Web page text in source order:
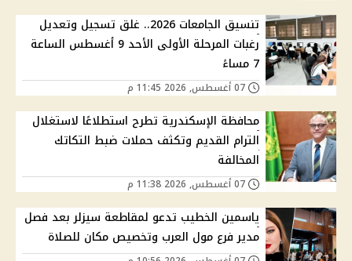
تنسيق الجامعات 2026.. غلق تسجيل وتعديل
رغبات المرحلة الأولى الأحد 9 أغسطس الساعة
7 مساءً
محافظة الإسكندرية تطرح استطلاعًا لاستغلال
الترام القديم وتكثف حملات ضبط التكاتك
المخالفة
ياسمين الخطيب تدعو لمقاطعة سيزلر بعد فصل
مدير فرع مول العرب وتخصيص مكان للصلاة